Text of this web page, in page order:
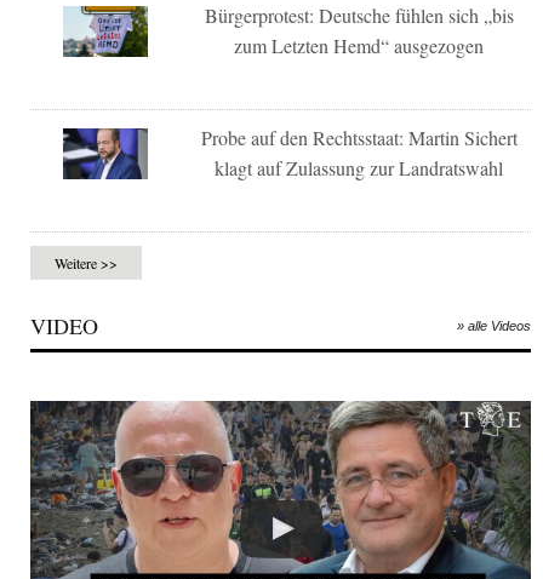
Bürgerprotest: Deutsche fühlen sich „bis
zum Letzten Hemd“ ausgezogen
Probe auf den Rechtsstaat: Martin Sichert
klagt auf Zulassung zur Landratswahl
Weitere >>
VIDEO » alle Videos